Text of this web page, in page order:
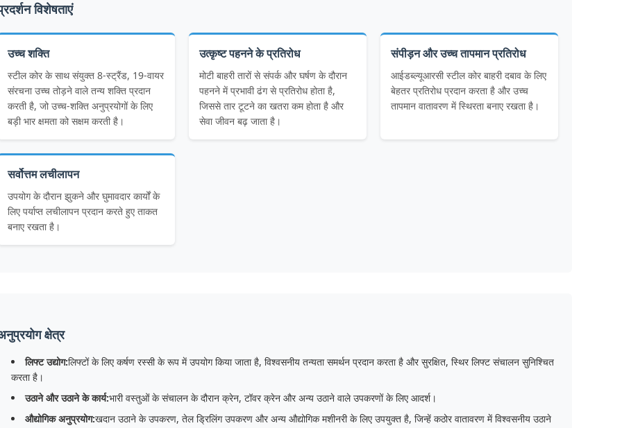
विशेषताएं
उच्च शक्ति
स्टील कोर के साथ संयुक्त 8-स्ट्रैंड, 19-वायर
संरचना उच्च तोड़ने वाले तन्य शक्ति प्रदान
करती है, जो उच्च-शक्ति अनुप्रयोगों के लिए
बड़ी भार क्षमता को सक्षम करती है।
उत्कृष्ट पहनने के प्रतिरोध
मोटी बाहरी तारों से संपर्क और घर्षण के दौरान
पहनने में प्रभावी ढंग से प्रतिरोध होता है,
जिससे तार टूटने का खतरा कम होता है और
सेवा जीवन बढ़ जाता है।
संपीड़न और उच्च तापमान प्रतिरोध
आईडब्ल्यूआरसी स्टील कोर बाहरी दबाव के लिए
बेहतर प्रतिरोध प्रदान करता है और उच्च
तापमान वातावरण में स्थिरता बनाए रखता है।
सर्वोत्तम लचीलापन
उपयोग के दौरान झुकने और घुमावदार कार्यों के
लिए पर्याप्त लचीलापन प्रदान करते हुए ताकत
बनाए रखता है।
क्षेत्र
लिफ्ट उद्योग:लिफ्टों के लिए कर्षण रस्सी के रूप में उपयोग किया जाता है, विश्वसनीय तन्यता समर्थन प्रदान करता है और सुरक्षित, स्थिर लिफ्ट संचालन सुनिश्चित
करता है।
उठाने और उठाने के कार्य:भारी वस्तुओं के संचालन के दौरान क्रेन, टॉवर क्रेन और अन्य उठाने वाले उपकरणों के लिए आदर्श।
औद्योगिक अनुप्रयोग:खदान उठाने के उपकरण, तेल ड्रिलिंग उपकरण और अन्य औद्योगिक मशीनरी के लिए उपयुक्त है, जिन्हें कठोर वातावरण में विश्वसनीय उठाने